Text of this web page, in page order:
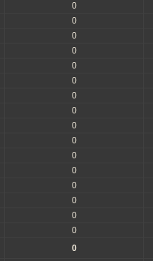
0
0
0
0
0
0
0
0
0
0
0
0
0
0
0
0
0